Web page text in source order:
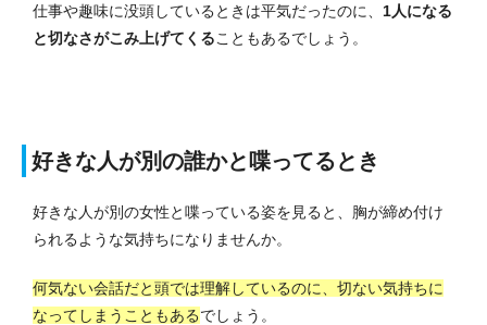
仕事や趣味に没頭しているときは平気だったのに、 1人になる
と切なさがこみ上げてくることもあるでしょう。
好きな人が別の誰かと喋ってるとき
好きな人が別の女性と喋っている姿を見ると、胸が締め付け
られるような気持ちになりませんか。
何気ない会話だと頭では理解しているのに、切ない気持ちに
なってしまうこともあるでしょう。